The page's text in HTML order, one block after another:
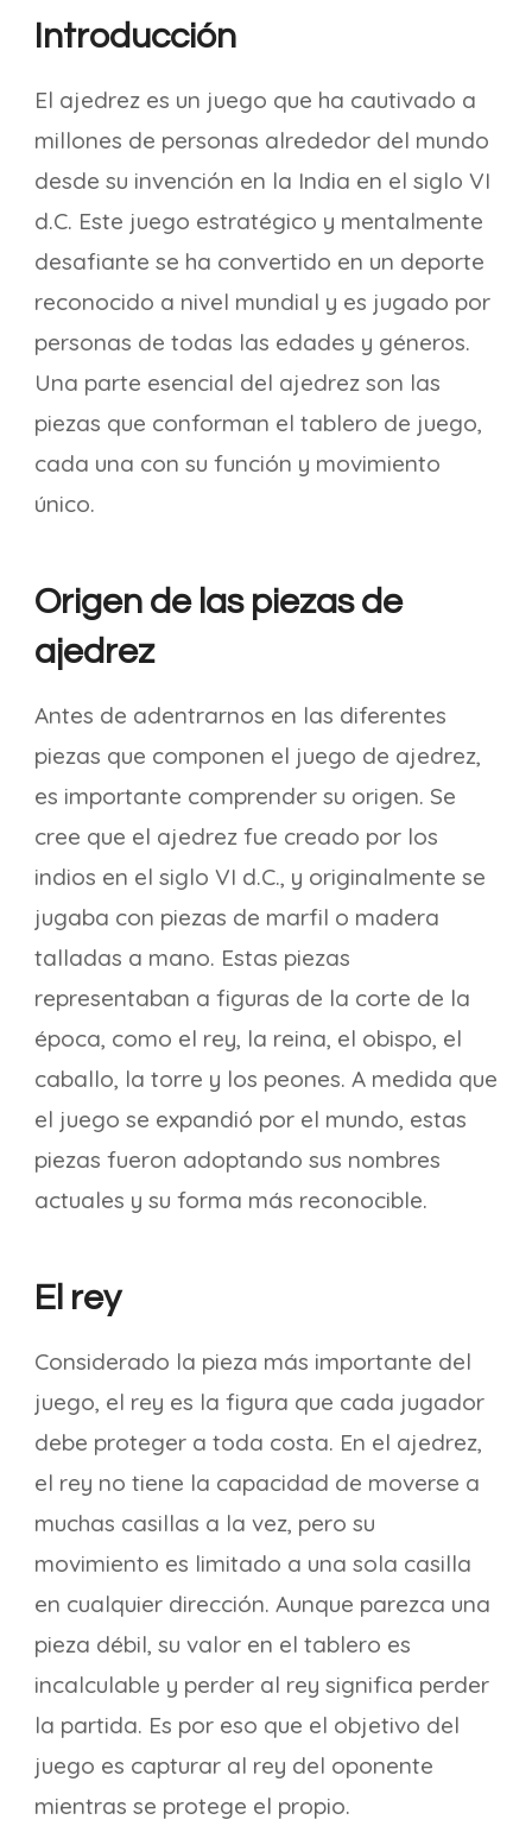
Introducción
El ajedrez es un juego que ha cautivado a
millones de personas alrededor del mundo
desde su invención en la India en el siglo VI
d.C. Este juego estratégico y mentalmente
desafiante se ha convertido en un deporte
reconocido a nivel mundial y es jugado por
personas de todas las edades y géneros.
Una parte esencial del ajedrez son las
piezas que conforman el tablero de juego,
cada una con su función y movimiento
único.
Origen de las piezas de
ajedrez
Antes de adentrarnos en las diferentes
piezas que componen el juego de ajedrez,
es importante comprender su origen. Se
cree que el ajedrez fue creado por los
indios en el siglo VI d.C., y originalmente se
jugaba con piezas de marfil o madera
talladas a mano. Estas piezas
representaban a figuras de la corte de la
época, como el rey, la reina, el obispo, el
caballo, la torre y los peones. A medida que
el juego se expandió por el mundo, estas
piezas fueron adoptando sus nombres
actuales y su forma más reconocible.
El rey
Considerado la pieza más importante del
juego, el rey es la figura que cada jugador
debe proteger a toda costa. En el ajedrez,
el rey no tiene la capacidad de moverse a
muchas casillas a la vez, pero su
movimiento es limitado a una sola casilla
en cualquier dirección. Aunque parezca una
pieza débil, su valor en el tablero es
incalculable y perder al rey significa perder
la partida. Es por eso que el objetivo del
juego es capturar al rey del oponente
mientras se protege el propio.